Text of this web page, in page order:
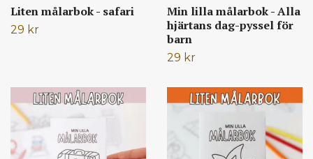
Liten målarbok - safari
29 kr
Min lilla målarbok - Alla
hjärtans dag-pyssel för
barn
29 kr